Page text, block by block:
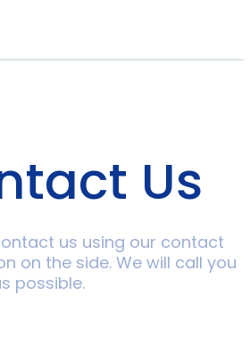
Us
us using our contact
on the side. We will call you
possible.